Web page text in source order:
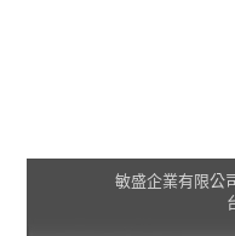
敏盛企業有限公